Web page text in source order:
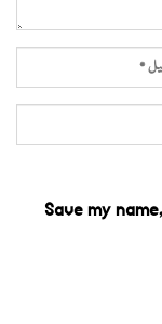
Save my